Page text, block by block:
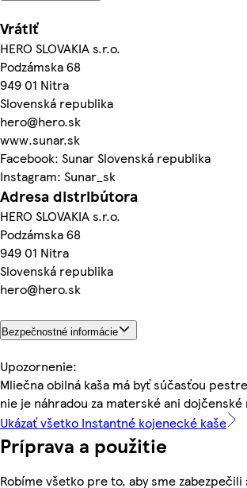
Vrátiť
HERO SLOVAKIA s.r.o.
Podzámska 68
949 01 Nitra
Slovenská republika
hero@hero.sk
www.sunar.sk
Facebook: Sunar Slovenská republika
Instagram: Sunar_sk
Adresa distribútora
HERO SLOVAKIA s.r.o.
Podzámska 68
949 01 Nitra
Slovenská republika
hero@hero.sk
Bezpečnostné informácie
Upozornenie:
Mliečna obilná kaša má byť súčasťou
nie je náhradou za materské ani dojčenské
Ukázať všetko Instantné kojenecké kaše
Príprava a použitie
Robíme všetko pre to, aby sme